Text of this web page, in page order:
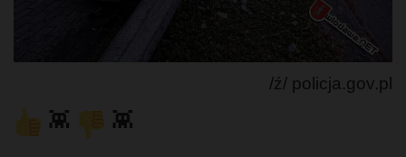
/ź/ policja.gov.pl
👾 👾